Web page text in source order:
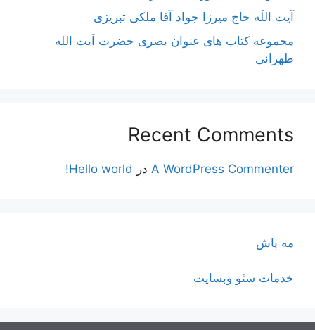
آیت اللَه حاج میرزا جواد آقا ملکی تبریزی
مجموعه کتاب های عنوان بصری حضرت آیت الله
طهرانی
Recent Comments
A WordPress Commenter در Hello world!
مه پاش
خدمات سئو وبسایت